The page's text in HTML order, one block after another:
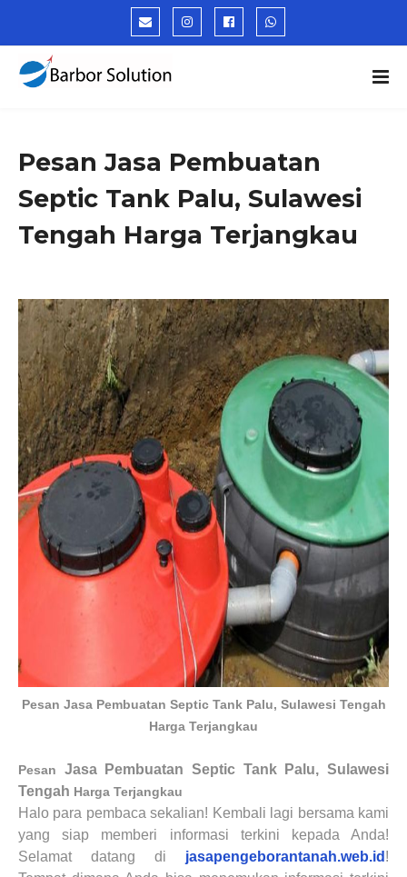
Pesan Jasa Pembuatan
Septic Tank Palu, Sulawesi
Tengah Harga Terjangkau
Pesan Jasa Pembuatan Septic Tank Palu, Sulawesi Tengah
Harga Terjangkau
Pesan Jasa Pembuatan Septic Tank
Palu, Sulawesi
Tengah Harga Terjangkau
Halo para pembaca sekalian! Kembali lagi bersama kami
yang siap memberi informasi terkini kepada Anda!
Selamat datang di jasapengeborantanah.web.id !